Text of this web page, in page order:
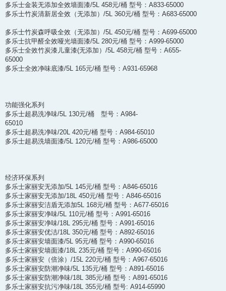
多乐士金装无添加全效墙面漆/5L 458元/桶 型号：A833-65000
多乐士竹炭清新居全效（无添加）/5L 360元/桶 型号：A683-65000
多乐士竹炭森呼吸全效（无添加）/5L 450元/桶 型号：A699-65000
多乐士抗甲醛全效哑光墙面漆/5L 280元/桶 型号：A999-65000
多乐士全效竹炭漆儿童漆(无添加）/5L 458元/桶 型号：A655-
65000
多乐士全效净味底漆/5L 165元/桶 型号：A931-65968
功能强化系列
多乐士超易洗净味/5L 130元/桶 型号：A984-
65010
多乐士超易洗净味/20L 420元/桶 型号：A984-65010
多乐士超易洗墙面漆/5L 120元/桶 型号：A986-65000
经济环保系列
多乐士家丽安无添加/5L 145元/桶 型号：A846-65016
多乐士家丽安无添加/18L 450元/桶 型号：A846-65016
多乐士家丽安洁盾无添加5L 168元/桶 型号：A677-65016
多乐士家丽安净味/5L 110元/桶 型号：A991-65016
多乐士家丽安净味/18L 295元/桶 型号：A991-65016
多乐士家丽安优洁/18L 350元/桶 型号：A892-65016
多乐士家丽安墙面漆/5L 95元/桶 型号：A990-65016
多乐士家丽安墙面漆/18L 235元/桶 型号：A990-65016
多乐士家丽安（倍涂）/15L 220元/桶 型号：A967-65016
多乐士家丽安防潮净味/5L 135元/桶 型号：A891-65016
多乐士家丽安防潮净味/18L 385元/桶 型号：A891-65016
多乐士家丽安抗污净味/18L 355元/桶 型号: A914-65990